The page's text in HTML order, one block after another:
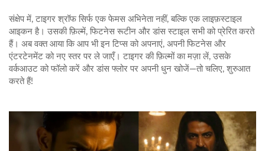
संक्षेप में, टाइगर श्रॉफ सिर्फ एक फेमस अभिनेता नहीं, बल्कि एक लाइफ़स्टाइल
आइकन है। उसकी फ़िल्में, फिटनेस रूटीन और डांस स्टाइल सभी को प्रेरित करते
हैं। अब वक्त आया कि आप भी इन टिप्स को अपनाएं, अपनी फिटनेस और
एंटरटेनमेंट को नए स्तर पर ले जाएँ। टाइगर की फ़िल्मों का मज़ा लें, उसके
वर्कआउट को फॉलो करें और डांस फ्लोर पर अपनी धुन खोजें—तो चलिए, शुरुआत
करते हैं!